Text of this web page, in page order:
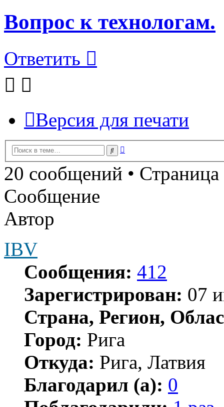
Вопрос к технологам.
Ответить
Версия для печати
Поиск
20 сообщений • Страница
Сообщение
Автор
IBV
Сообщения: 412
Зарегистрирован: 07
Страна, Регион,
Город: Рига
Откуда: Рига, Латвия
Благодарил (а): 0